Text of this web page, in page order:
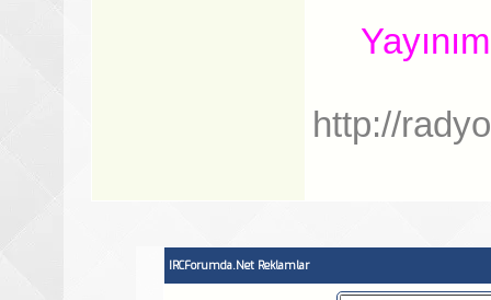
http://
IRCForumda.Net Reklamlar